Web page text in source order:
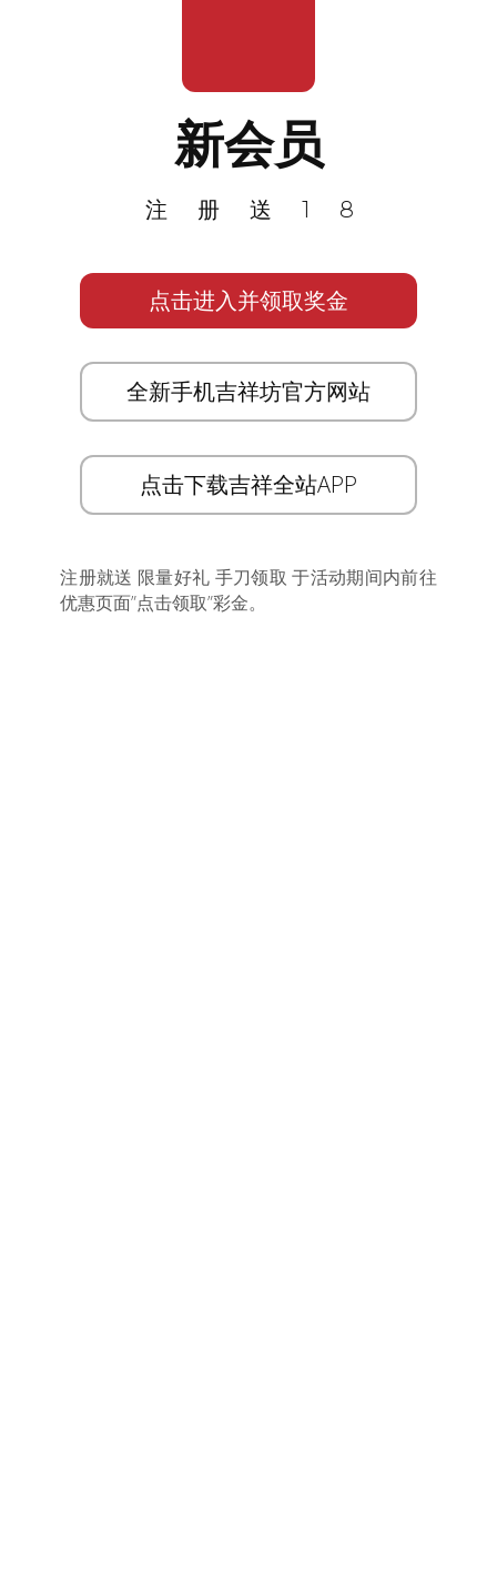
新会员
注册送18
点击进入并领取奖金
全新手机吉祥坊官方网站
点击下载吉祥全站APP
注册就送 限量好礼 手刀领取 于活动期间内前往
优惠页面”点击领取”彩金。